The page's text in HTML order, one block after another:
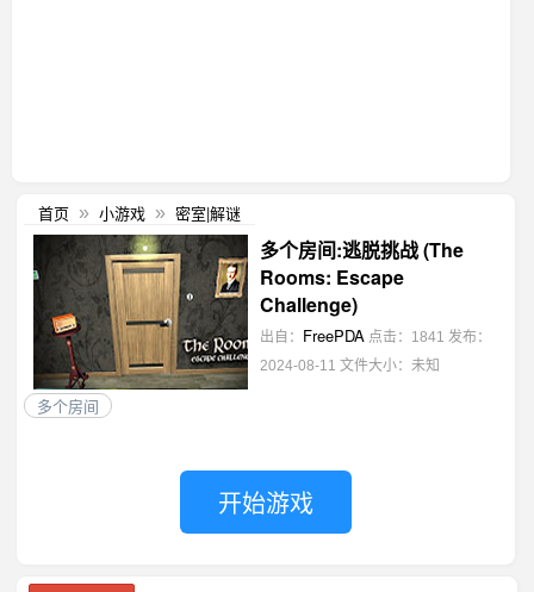
首页 » 小游戏 » 密室|解谜
多个房间:逃脱挑战 (The
Rooms: Escape
Challenge)
出自： FreePDA 点击：1841 发布：
2024-08-11 文件大小：未知
多个房间
开始游戏